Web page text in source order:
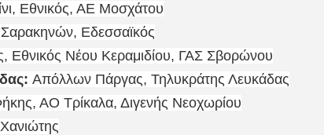
Εθνικός, ΑΕ Μοσχάτου
Εδεσσαϊκός
Εθνικός Νέου Κεραμιδίου, ΓΑΣ Σβορώνου
Απόλλων Πάργας, Τηλυκράτης Λευκάδας
ΑΟ Τρίκαλα, Διγενής Νεοχωρίου